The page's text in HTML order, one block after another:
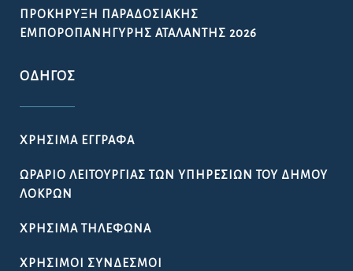
ΠΡΟΚΉΡΥΞΗ ΠΑΡΑΔΟΣΙΑΚΉΣ
ΕΜΠΟΡΟΠΑΝΉΓΥΡΗΣ ΑΤΑΛΆΝΤΗΣ 2026
ΟΔΗΓΌΣ
ΧΡΉΣΙΜΑ ΈΓΓΡΑΦΑ
ΩΡΆΡΙΟ ΛΕΙΤΟΥΡΓΊΑΣ ΤΩΝ ΥΠΗΡΕΣΙΏΝ ΤΟΥ ΔΉΜΟΥ
ΛΟΚΡΏΝ
ΧΡΉΣΙΜΑ ΤΗΛΈΦΩΝΑ
ΧΡΉΣΙΜΟΙ ΣΎΝΔΕΣΜΟΙ